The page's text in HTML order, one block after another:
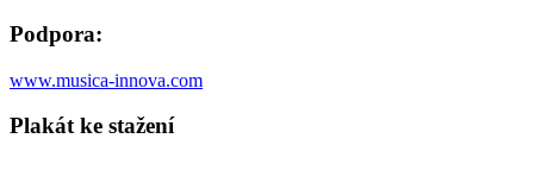
Podpora:
www.musica-innova.com
Plakát ke stažení